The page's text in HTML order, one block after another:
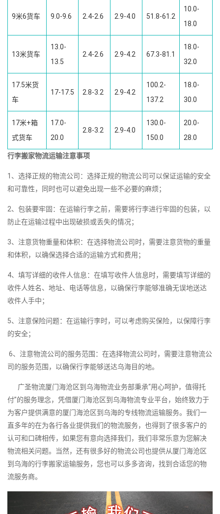
9米6货车 9.0-9.6 2.4-2.6 2.9-4.0 51.8-61.2
10.0-
18.0
13米货车
13.0-
13.5
2.4-2.6 2.9-4.2 67.3-81.1
18.0-
32.0
17.5米货
车
17-17.5 2.8-3.2 2.9-4.2
100.2-
137.2
18.0-
30.0
17米+箱
式货车
17.0-
20.0
2.8-3.2 2.9-4.0
130.0-
150.0
20.0-
28.0
行李搬家物流运输注意事项
1、选择正规的物流公司：选择正规的物流公司可以保证运输的安全
和可靠性，同时也可以避免出现一些不必要的麻烦；
2、包装要牢固：在运输行李之前，需要将行李进行牢固的包装，以
防止在运输过程中出现破损或丢失的情况；
3、注意货物重量和体积：在选择物流公司时，需要注意货物的重量
和体积，以确保选择合适的运输方式和费用；
4、填写详细的收件人信息：在填写收件人信息时，需要填写详细的
收件人姓名、地址、电话等信息，以确保行李能够准确无误地送达
收件人手中；
5、注意保险问题：在运输行李时，可以考虑购买保险，以保障行李
的安全；
6、注意物流公司的服务范围：在选择物流公司时，需要注意物流公
司的服务范围，以确保行李能够送达乌海目的地。
广圣物流厦门海沧区到乌海物流业务部秉承“用心呵护，值得托
付”的服务理念，凭借厦门海沧区到乌海物流专业平台，始终致力于
为客户提供满意的厦门海沧区到乌海的专线物流运输服务。我们一
直多年的在为各行各业提供我们的物流服务，也得到了很多客户的
认可和口碑相传，如果您有意向选择我们，我们非常乐意为您解决
物流相关问题。当然，还有很多好的物流公司也提供从厦门海沧区
到乌海的行李搬家运输服务，您也可以多多咨询，找到合适您的物
流服务商。